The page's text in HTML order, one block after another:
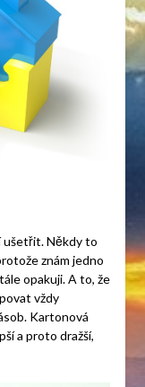
ušetřit. Někdy to
znám jedno
opakuji. A to, že
vždy
Kartonová
a proto dražší,